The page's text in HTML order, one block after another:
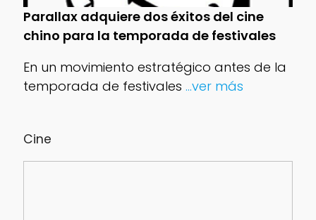
Cine
Parallax adquiere dos éxitos del cine
chino para la temporada de festivales
En un movimiento estratégico antes de la
temporada de festivales ...ver más